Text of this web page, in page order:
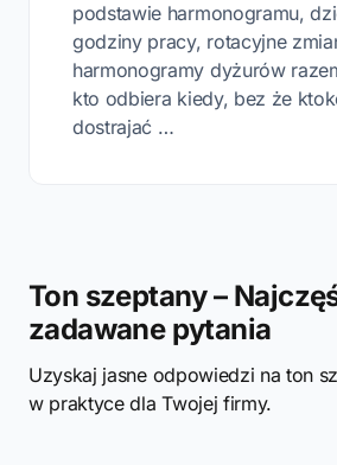
podstawie harmonogramu,
godziny pracy, rotacyjne
harmonogramy dyżurów
kto odbiera kiedy, bez że
dostrajać …
Ton szeptany –
zadawane pytania
Uzyskaj jasne odpowiedzi na ton
w praktyce dla Twojej firmy.